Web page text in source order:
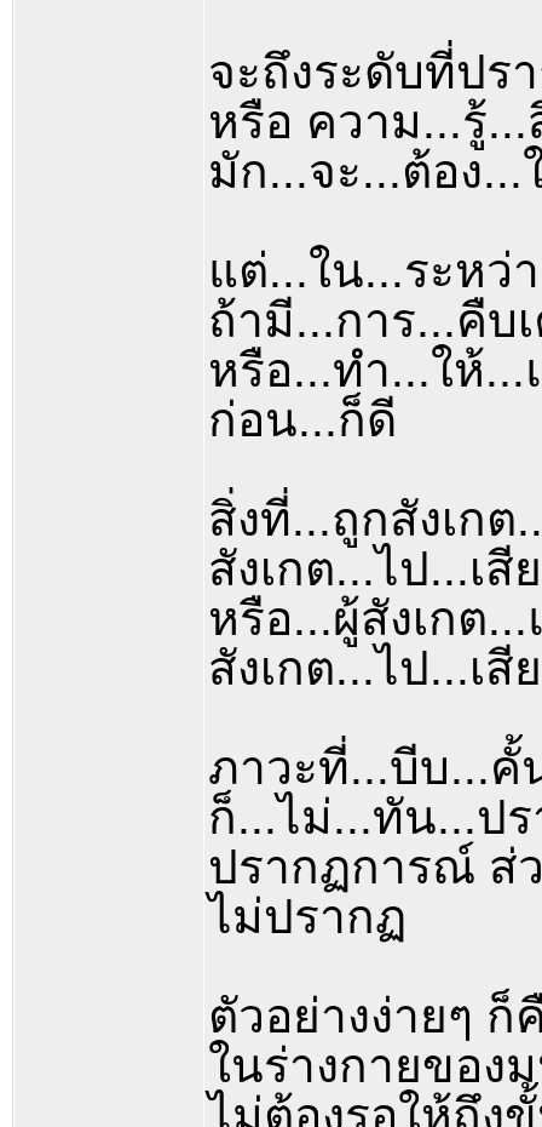
จะถึงระดับที่ปร
หรือ ความ...รู้
มัก...จะ...ต้อง...
แต่...ใน...ระหว่
ถ้ามี...การ...คืบ
หรือ...ทำ...ให้...
ก่อน...ก็ดี
สิ่งที่...ถูกสังเกต
สังเกต...ไป...เสี
หรือ...ผู้สังเกต
สังเกต...ไป...เ
ภาวะที่...บีบ...
ก็...ไม่...ทัน...ป
ปรากฏการณ์ ส่
ไม่ปรากฏ
ตัวอย่างง่ายๆ ก็
ในร่างกายของ
ไม่ต้องรอให้ถึง